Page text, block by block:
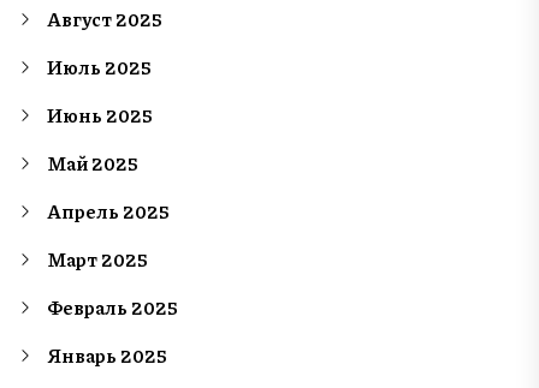
Август 2025
Июль 2025
Июнь 2025
Май 2025
Апрель 2025
Март 2025
Февраль 2025
Январь 2025